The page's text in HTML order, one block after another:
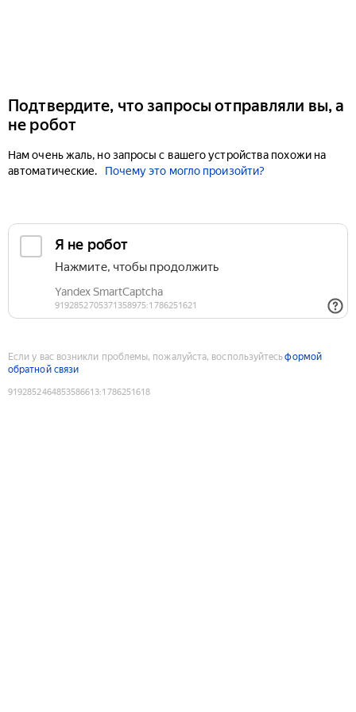
Подтвердите, что запросы отправляли вы, а
не робот
Нам очень жаль, но запросы с вашего устройства похожи на
автоматические.
Почему это могло произойти?
Если у вас возникли проблемы, пожалуйста, воспользуйтесьформой
обратной связи
9192852464853586613:1786251618